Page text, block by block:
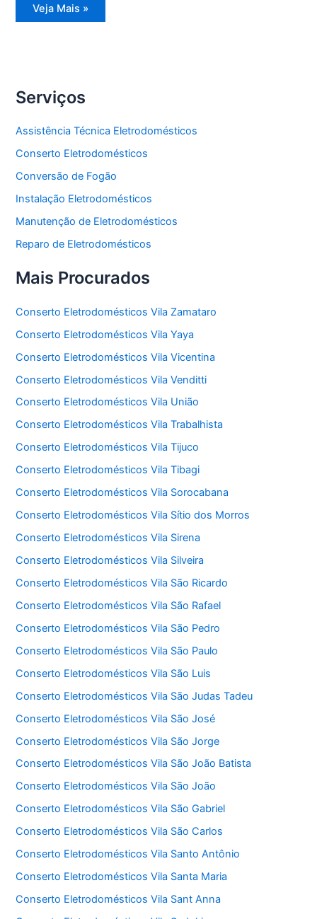
Assistência
Técnica
Veja Mais »
Serviços
Assistência Técnica Eletrodomésticos
Conserto Eletrodomésticos
Conversão de Fogão
Instalação Eletrodomésticos
Manutenção de Eletrodomésticos
Reparo de Eletrodomésticos
Mais Procurados
Conserto Eletrodomésticos Vila Zamataro
Conserto Eletrodomésticos Vila Yaya
Conserto Eletrodomésticos Vila Vicentina
Conserto Eletrodomésticos Vila Venditti
Conserto Eletrodomésticos Vila União
Conserto Eletrodomésticos Vila Trabalhista
Conserto Eletrodomésticos Vila Tijuco
Conserto Eletrodomésticos Vila Tibagi
Conserto Eletrodomésticos Vila Sorocabana
Conserto Eletrodomésticos Vila Sítio dos Morros
Conserto Eletrodomésticos Vila Sirena
Conserto Eletrodomésticos Vila Silveira
Conserto Eletrodomésticos Vila São Ricardo
Conserto Eletrodomésticos Vila São Rafael
Conserto Eletrodomésticos Vila São Pedro
Conserto Eletrodomésticos Vila São Paulo
Conserto Eletrodomésticos Vila São Luis
Conserto Eletrodomésticos Vila São Judas Tadeu
Conserto Eletrodomésticos Vila São José
Conserto Eletrodomésticos Vila São Jorge
Conserto Eletrodomésticos Vila São João Batista
Conserto Eletrodomésticos Vila São João
Conserto Eletrodomésticos Vila São Gabriel
Conserto Eletrodomésticos Vila São Carlos
Conserto Eletrodomésticos Vila Santo Antônio
Conserto Eletrodomésticos Vila Santa Maria
Conserto Eletrodomésticos Vila Sant Anna